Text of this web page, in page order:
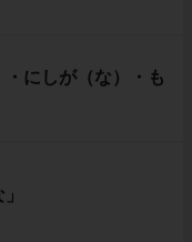
にしが（な）・も